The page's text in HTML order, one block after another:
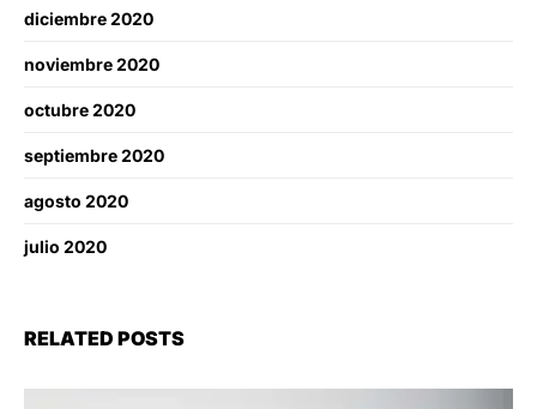
diciembre 2020
noviembre 2020
octubre 2020
septiembre 2020
agosto 2020
julio 2020
RELATED POSTS